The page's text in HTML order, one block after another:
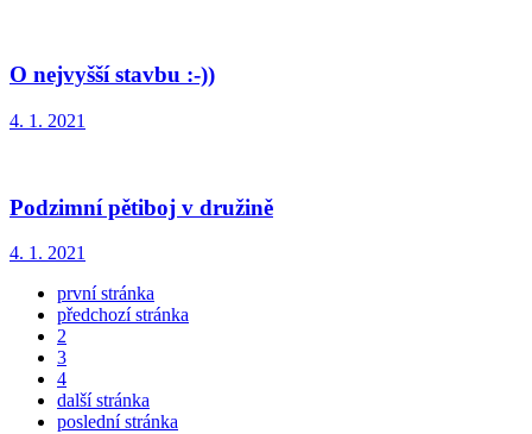
O nejvyšší stavbu :-))
4. 1. 2021
Podzimní pětiboj v družině
4. 1. 2021
první stránka
předchozí stránka
2
3
4
další stránka
poslední stránka